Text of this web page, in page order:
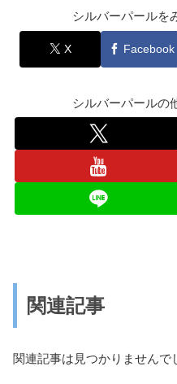
シルバーパールを
X Facebook
シルバーパールの
関連記事
関連記事は見つかりませんで